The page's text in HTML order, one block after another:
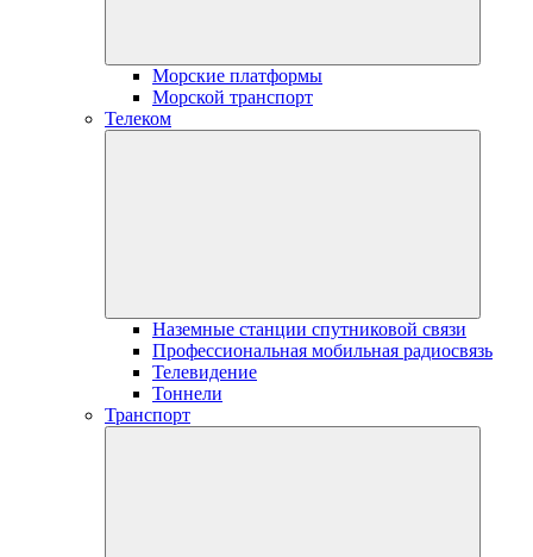
Морские платформы
Морской транспорт
Телеком
Наземные станции спутниковой связи
Профессиональная мобильная радиосвязь
Телевидение
Тоннели
Транспорт